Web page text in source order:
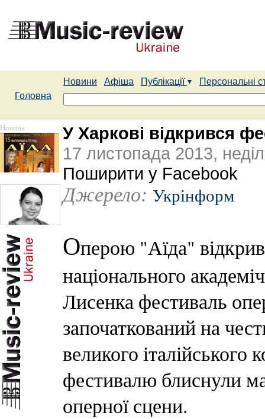
Новини Афіша Публікації
Персональні
Головна
Новина
У Харкові відкрився
17 листопада 2013,
Поширити у Facebook
Джерело: Укрінформ
Оперою "Аїда"
національного
Лисенка фестиваль
започаткований на
великого італійського
фестивалю блиснули
оперної сцени.